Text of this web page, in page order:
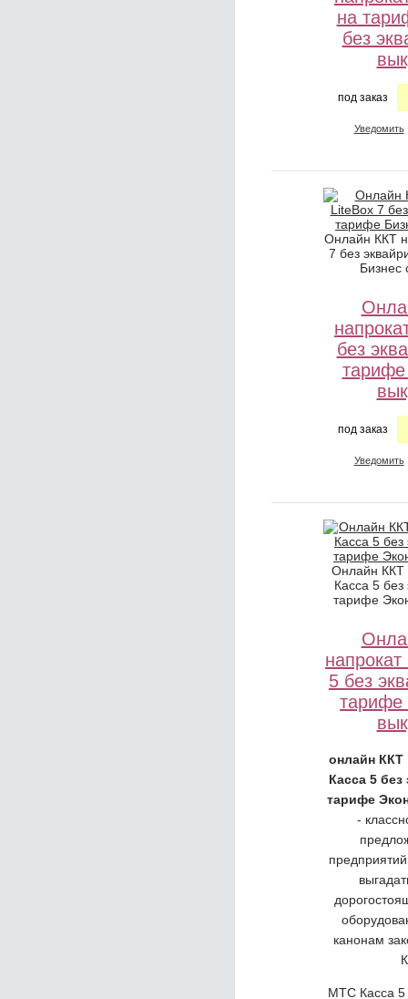
на
без
под заказ
Уведомить
Онлайн ККТ
7 без
Бизнес
без
тарифе
под заказ
Уведомить
Онлайн ККТ
Касса 5 без
тарифе
5 без
тарифе
онлайн ККТ
Касса 5 без
тарифе
-
канонам
МТС Касса 5